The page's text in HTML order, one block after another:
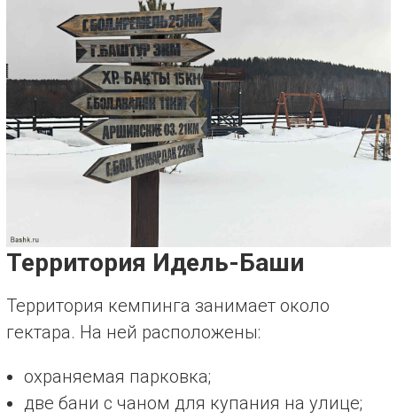
Территория Идель-Баши
Территория кемпинга занимает около
гектара. На ней расположены:
охраняемая парковка;
две бани с чаном для купания на улице;